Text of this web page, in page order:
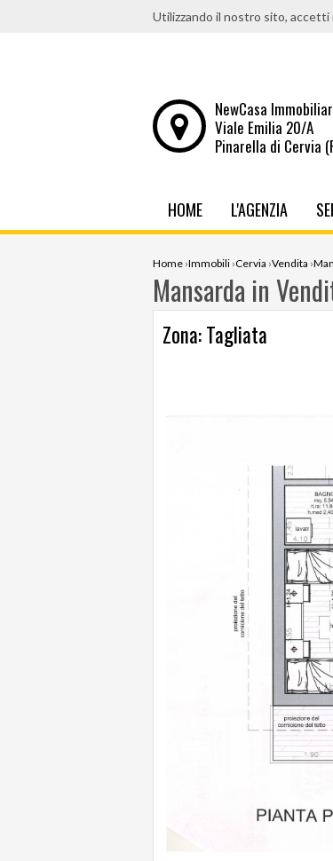
Utilizzando il nostro sito, accetti
NewCasa
Viale Emilia 20/A
Pinarella di Cervia
HOME L'AGENZIA
Home ›Immobili ›Cervia ›Vendita ›
Mansarda in
Zona: Tagliata